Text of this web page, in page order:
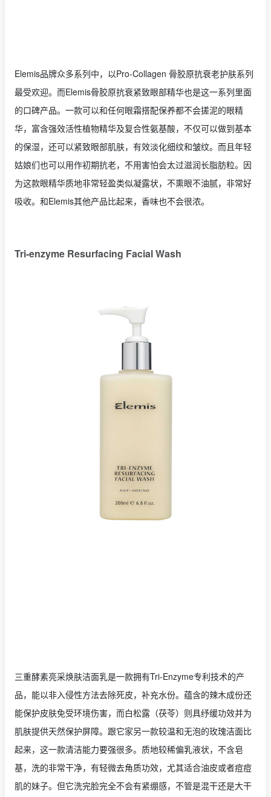
Elemis品牌众多系列中，以Pro-Collagen 骨胶原抗衰老护肤系列
最受欢迎。而Elemis骨胶原抗衰紧致眼部精华也是这一系列里面
的口碑产品。一款可以和任何眼霜搭配保养都不会搓泥的眼精
华，富含强效活性植物精华及复合性氨基酸，不仅可以做到基本
的保湿，还可以紧致眼部肌肤，有效淡化细纹和皱纹。而且年轻
姑娘们也可以用作初期抗老，不用害怕会太过滋润长脂肪粒。因
为这款眼精华质地非常轻盈类似凝露状，不熏眼不油腻，非常好
吸收。和Elemis其他产品比起来，香味也不会很浓。
Tri-enzyme Resurfacing Facial Wash
三重酵素亮采焕肤洁面乳是一款拥有Tri-Enzyme专利技术的产
品，能以非入侵性方法去除死皮，补充水份。蕴含的辣木成份还
能保护皮肤免受环境伤害，而白松露（茯苓）则具纾缓功效并为
肌肤提供天然保护屏障。跟它家另一款较温和无泡的玫瑰洁面比
起来，这一款清洁能力要强很多。质地较稀偏乳液状，不含皂
基，洗的非常干净，有轻微去角质功效，尤其适合油皮或者痘痘
肌的妹子。但它洗完脸完全不会有紧绷感，不管是混干还是大干